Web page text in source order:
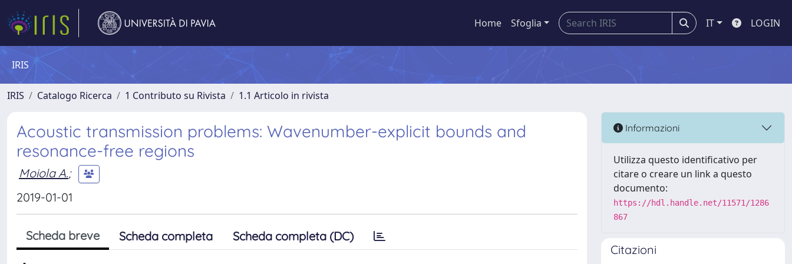
Home Sfoglia IT LOGIN
IRIS
IRIS Catalogo Ricerca 1 Contributo su Rivista 1.1 Articolo in rivista
Acoustic transmission problems: Wavenumber-explicit bounds and
resonance-free regions
Moiola A.;
2019-01-01
Scheda breve Scheda completa Scheda completa (DC)
Informazioni
Utilizza questo identificativo per
citare o creare un link a questo
documento:
https://hdl.handle.net/11571/1286
867
Citazioni